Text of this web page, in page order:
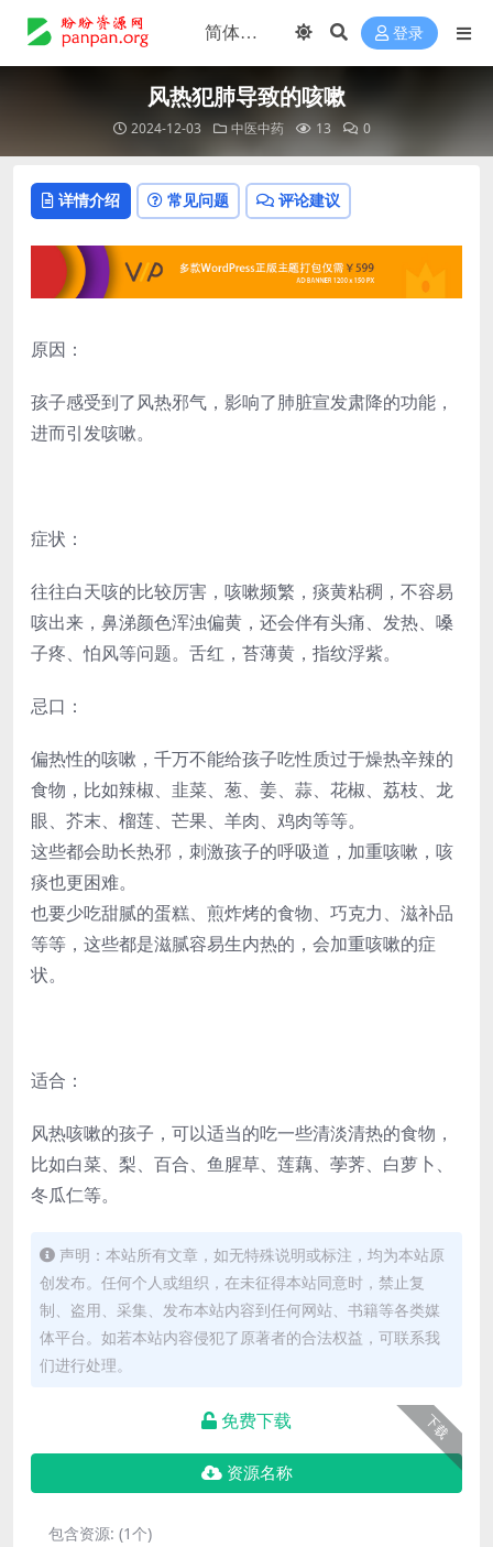
登录
风热犯肺导致的咳嗽
2024-12-03 中医中药 13 0
详情介绍 常见问题 评论建议
原因：
孩子感受到了风热邪气，影响了肺脏宣发肃降的功能，
进而引发咳嗽。
症状：
往往白天咳的比较厉害，咳嗽频繁，痰黄粘稠，不容易
咳出来，鼻涕颜色浑浊偏黄，还会伴有头痛、发热、嗓
子疼、怕风等问题。舌红，苔薄黄，指纹浮紫。
忌口：
偏热性的咳嗽，千万不能给孩子吃性质过于燥热辛辣的
食物，比如辣椒、韭菜、葱、姜、蒜、花椒、荔枝、龙
眼、芥末、榴莲、芒果、羊肉、鸡肉等等。
这些都会助长热邪，刺激孩子的呼吸道，加重咳嗽，咳
痰也更困难。
也要少吃甜腻的蛋糕、煎炸烤的食物、巧克力、滋补品
等等，这些都是滋腻容易生内热的，会加重咳嗽的症
状。
适合：
风热咳嗽的孩子，可以适当的吃一些清淡清热的食物，
比如白菜、梨、百合、鱼腥草、莲藕、荸荠、白萝卜、
冬瓜仁等。
声明：本站所有文章，如无特殊说明或标注，均为本站原
创发布。任何个人或组织，在未征得本站同意时，禁止复
制、盗用、采集、发布本站内容到任何网站、书籍等各类媒
体平台。如若本站内容侵犯了原著者的合法权益，可联系我
们进行处理。
下载
免费下载
资源名称
包含资源: (1个)